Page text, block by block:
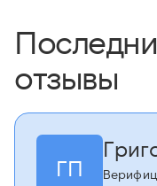
отзывы
ГП